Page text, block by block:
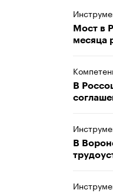
Мост в
месяца
В
В